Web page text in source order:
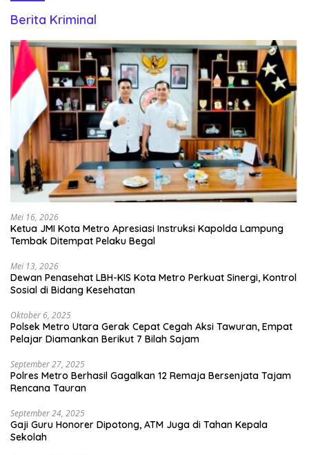
Berita Kriminal
Mei 16, 2026
Ketua JMI Kota Metro Apresiasi Instruksi Kapolda Lampung
Tembak Ditempat Pelaku Begal
Mei 13, 2026
Dewan Penasehat LBH-KIS Kota Metro Perkuat Sinergi, Kontrol
Sosial di Bidang Kesehatan
Oktober 6, 2025
Polsek Metro Utara Gerak Cepat Cegah Aksi Tawuran, Empat
Pelajar Diamankan Berikut 7 Bilah Sajam
September 27, 2025
Polres Metro Berhasil Gagalkan 12 Remaja Bersenjata Tajam
Rencana Tauran
September 24, 2025
Gaji Guru Honorer Dipotong, ATM Juga di Tahan Kepala
Sekolah